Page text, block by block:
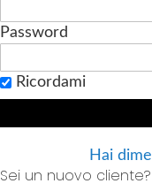
Password
Ricordami
Hai
Sei un nuovo cliente?